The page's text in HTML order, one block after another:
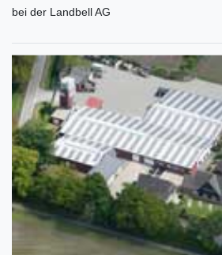
bei der Landbell AG